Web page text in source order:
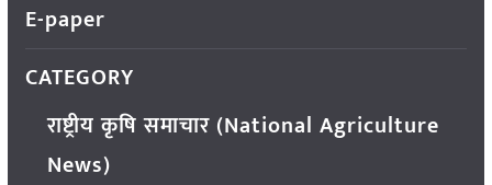
E-paper
CATEGORY
राष्ट्रीय कृषि समाचार (National Agriculture
News)